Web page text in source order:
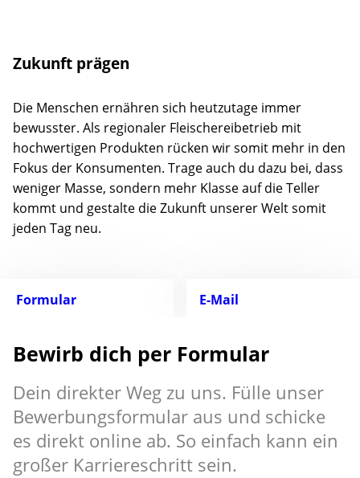
Zukunft prägen
Die Menschen ernähren sich heutzutage immer
bewusster. Als regionaler Fleischereibetrieb mit
hochwertigen Produkten rücken wir somit mehr in den
Fokus der Konsumenten. Trage auch du dazu bei, dass
weniger Masse, sondern mehr Klasse auf die Teller
kommt und gestalte die Zukunft unserer Welt somit
jeden Tag neu.
Formular E-Mail
Bewirb dich per Formular
Dein direkter Weg zu uns. Fülle unser
Bewerbungsformular aus und schicke
es direkt online ab. So einfach kann ein
großer Karriereschritt sein.